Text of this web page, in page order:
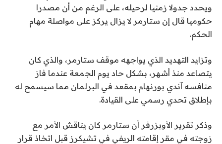
ويحدد جدولا زمنيا لرحيله، على الرغم من أن مصدرا
حكوميا قال إن ستارمر لا يزال يركز على مواصلة مهام
الحكم.
وتزايد التهديد الذي يواجهه موقف ستارمر، والذي كان
يتصاعد منذ أشهر، بشكل حاد يوم الجمعة عندما فاز
منافسه آندي بورنهام بمقعد في البرلمان مما سيسمح له
بإطلاق تحدي رسمي على القيادة.
وذكر تقرير الأوبزرفر أن ستارمر كان يناقش الأمر مع
زوجته في مقر إقامته الريفي في تشيكرز قبل اتخاذ قرار